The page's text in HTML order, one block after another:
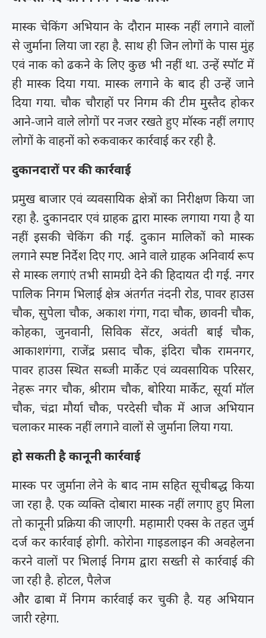
मास्क चेकिंग अभियान के दौरान मास्क नहीं लगाने वालों
से जुर्माना लिया जा रहा है. साथ ही जिन लोगों के पास मुंह
एवं नाक को ढकने के लिए कुछ भी नहीं था. उन्हें स्पॉट में
ही मास्क दिया गया. मास्क लगाने के बाद ही उन्हें जाने
दिया गया. चौक चौराहों पर निगम की टीम मुस्तैद होकर
आने-जाने वाले लोगों पर नजर रखते हुए मॉस्क नहीं लगाए
लोगों के वाहनों को रुकवाकर कार्रवाई कर रही है.
दुकानदारों पर की कार्रवाई
प्रमुख बाजार एवं व्यवसायिक क्षेत्रों का निरीक्षण किया जा
रहा है. दुकानदार एवं ग्राहक द्वारा मास्क लगाया गया है या
नहीं इसकी चेकिंग की गई. दुकान मालिकों को मास्क
लगाने स्पष्ट निर्देश दिए गए. आने वाले ग्राहक अनिवार्य रूप
से मास्क लगाएं तभी सामग्री देने की हिदायत दी गई. नगर
पालिक निगम भिलाई क्षेत्र अंतर्गत नंदनी रोड, पावर हाउस
चौक, सुपेला चौक, अकाश गंगा, गदा चौक, छावनी चौक,
कोहका, जुनवानी, सिविक सेंटर, अवंती बाई चौक,
आकाशगंगा, राजेंद्र प्रसाद चौक, इंदिरा चौक रामनगर,
पावर हाउस स्थित सब्जी मार्केट एवं व्यवसायिक परिसर,
नेहरू नगर चौक, श्रीराम चौक, बोरिया मार्केट, सूर्या मॉल
चौक, चंद्रा मौर्या चौक, परदेसी चौक में आज अभियान
चलाकर मास्क नहीं लगाने वालों से जुर्माना लिया गया.
हो सकती है कानूनी कार्रवाई
मास्क पर जुर्माना लेने के बाद नाम सहित सूचीबद्ध किया
जा रहा है. एक व्यक्ति दोबारा मास्क नहीं लगाए हुए मिला
तो कानूनी प्रक्रिया की जाएगी. महामारी एक्स के तहत जुर्म
दर्ज कर कार्रवाई होगी. कोरोना गाइडलाइन की अवहेलना
करने वालों पर भिलाई निगम द्वारा सख्ती से कार्रवाई की
जा रही है. होटल, पैलेज
और ढाबा में निगम कार्रवाई कर चुकी है. यह अभियान
जारी रहेगा.